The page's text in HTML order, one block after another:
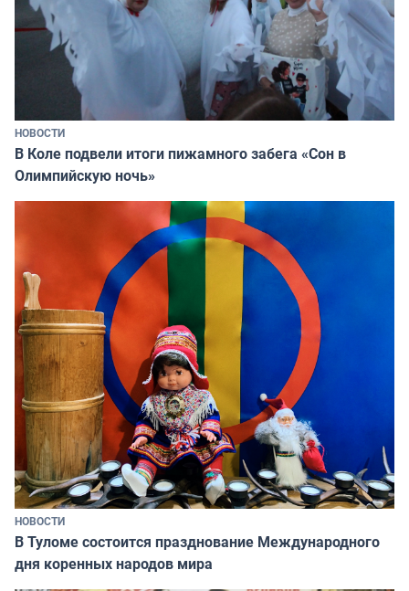
НОВОСТИ
В Коле подвели итоги пижамного забега «Сон в
Олимпийскую ночь»
НОВОСТИ
В Туломе состоится празднование Международного
дня коренных народов мира